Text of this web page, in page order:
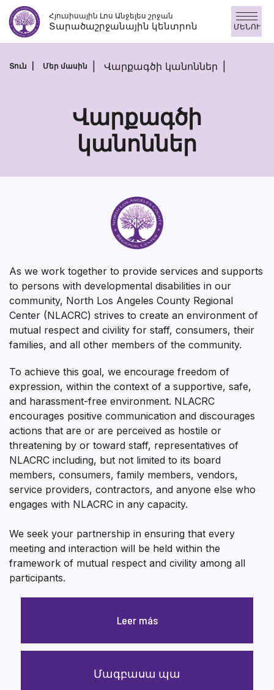
Անցնել
բովանդակությանըՀյուսիսային Լոս Անջելես շրջան
Տարածաշրջանային կենտրոն ՄԵՆՈՒ
Տուն Մեր մասին Վարքագծի կանոններ
Վարքագծի
կանոններ
Վարքագծի
As we work together to provide services and supports
to persons with developmental disabilities in our
community, North Los Angeles County Regional
Center (NLACRC) strives to create an environment of
mutual respect and civility for staff, consumers, their
families, and all other members of the community.
To achieve this goal, we encourage freedom of
expression, within the context of a supportive, safe,
and harassment-free environment. NLACRC
encourages positive communication and discourages
actions that are or are perceived as hostile or
threatening by or toward staff, representatives of
NLACRC including, but not limited to its board
members, consumers, family members, vendors,
service providers, contractors, and anyone else who
engages with NLACRC in any capacity.
We seek your partnership in ensuring that every
meeting and interaction will be held within the
framework of mutual respect and civility among all
participants.
Leer más
Մագբասա պա